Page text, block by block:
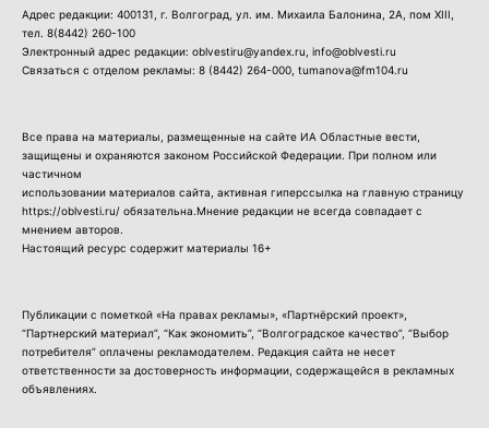
Адрес редакции: 400131, г. Волгоград, ул. им. Михаила Балонина, 2А, пом XIII,
тел. 8(8442) 260-100
Электронный адрес редакции: oblvestiru@yandex.ru, info@oblvesti.ru
Связаться с отделом рекламы: 8 (8442) 264-000 , tumanova@fm104.ru
Все права на материалы, размещенные на сайте ИА Областные вести,
защищены и охраняются законом Российской Федерации. При полном или
частичном
использовании материалов сайта, активная гиперссылка на главную страницу
https://oblvesti.ru/ обязательна.Мнение редакции не всегда совпадает с
мнением авторов.
Настоящий ресурс содержит материалы 16+
Публикации с пометкой «На правах рекламы», «Партнёрский проект»,
“Партнерский материал”, “Как экономить”, “Волгоградское качество”, “Выбор
потребителя” оплачены рекламодателем. Редакция сайта не несет
ответственности за достоверность информации, содержащейся в рекламных
объявлениях.